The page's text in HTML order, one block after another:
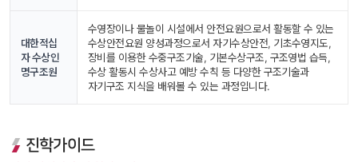
대한적십
자 수상인
명구조원
수영장이나 물놀이 시설에서 안전요원으로서 활동할 수 있는
수상안전요원 양성과정으로서 자기수상안전, 기초수영지도,
장비를 이용한 수중구조기술, 기본수상구조, 구조영법 습득,
수상 활동시 수상사고 예방 수칙 등 다양한 구조기술과
자기구조 지식을 배워볼 수 있는 과정입니다.
진학가이드